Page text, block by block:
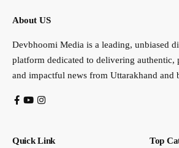
About US
Devbhoomi Media is a leading, unbiased
platform dedicated to delivering authentic,
and impactful news from Uttarakhand and
Quick Link Top